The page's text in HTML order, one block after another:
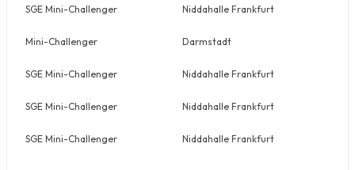
SGE Mini-Challenger Niddahalle Frankfurt
Mini-Challenger Darmstadt
SGE Mini-Challenger Niddahalle Frankfurt
SGE Mini-Challenger Niddahalle Frankfurt
SGE Mini-Challenger Niddahalle Frankfurt